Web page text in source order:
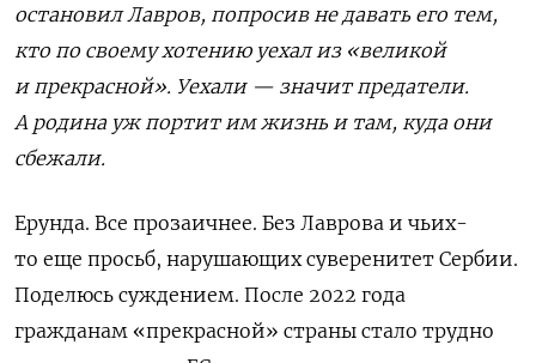
остановил Лавров, попросив не давать его тем,
кто по своему хотению уехал из «великой
и прекрасной». Уехали — значит предатели.
А родина уж портит им жизнь и там, куда они
сбежали.
Ерунда. Все прозаичнее. Без Лаврова и чьих-
то еще просьб, нарушающих суверенитет Сербии.
Поделюсь суждением. После 2022 года
гражданам «прекрасной» страны стало трудно